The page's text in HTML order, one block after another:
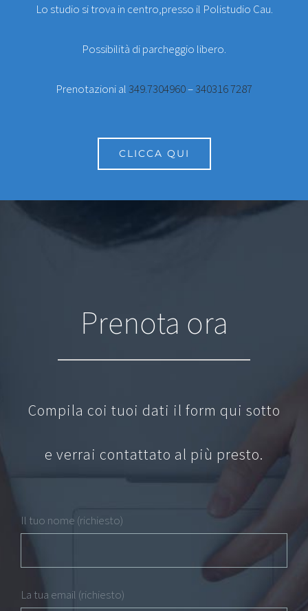
Lo studio si trova in centro,presso il Polistudio Cau.
Possibilità di parcheggio libero.
Prenotazioni al349.7304960–340316 7287
CLICCA QUI
Prenota ora
Compila coi tuoi dati il form qui sotto
e verrai contattato al più presto.
Il tuo nome (richiesto)
La tua email (richiesto)